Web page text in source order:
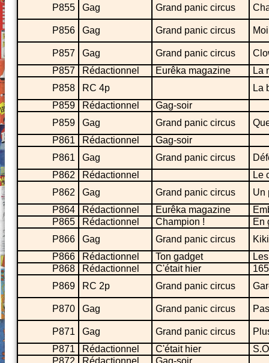
P855 Gag Grand panic circus
P856 Gag Grand panic circus
P857 Gag Grand panic circus
P857
Rédactionnel Eurêka magazine
La
P858
RC 4p
La
P859
Rédactionnel
Gag-soir
P859
Gag Grand panic circus
P861
Rédactionnel
Gag-soir
P861
Gag Grand panic circus
P862
Rédactionnel
Le
P862
Gag Grand panic circus
Un
P864
Rédactionnel Eurêka magazine
P865
Rédactionnel Champion !
En
P866
Gag Grand panic circus
P866
Rédactionnel Ton gadget
P868
Rédactionnel C'était hier
P869
RC 2p Grand panic circus
P870 Gag Grand panic circus
P871 Gag Grand panic circus
P871
Rédactionnel C'était hier
P872
Rédactionnel
Gag-soir